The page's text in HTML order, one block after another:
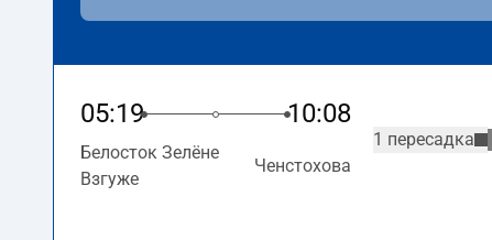
05:19 10:08
Белосток Зелёне
Взгуже
Ченстохова
1 пересадка